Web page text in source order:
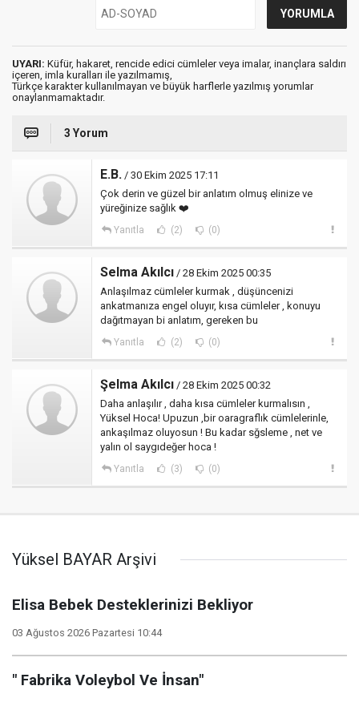
UYARI: Küfür, hakaret, rencide edici cümleler veya imalar, inançlara saldırı
içeren, imla kuralları ile yazılmamış,
Türkçe karakter kullanılmayan ve büyük harflerle yazılmış yorumlar
onaylanmamaktadır.
3 Yorum
E.B. / 30 Ekim 2025 17:11
Çok derin ve güzel bir anlatım olmuş elinize ve
yüreğinize sağlık ❤️
Yanıtla (2) (0)
Selma Akılcı / 28 Ekim 2025 00:35
Anlaşılmaz cümleler kurmak , düşüncenizi
ankatmanıza engel oluyır, kısa cümleler , konuyu
dağıtmayan bi anlatım, gereken bu
Yanıtla (2) (0)
Şelma Akılcı / 28 Ekim 2025 00:32
Daha anlaşılır , daha kısa cümleler kurmalısın ,
Yüksel Hoca! Upuzun ,bir oaragraflık cümlelerinle,
ankaşılmaz oluyosun ! Bu kadar sğsleme , net ve
yalın ol saygıdeğer hoca !
Yanıtla (3) (0)
Yüksel BAYAR Arşivi
Elisa Bebek Desteklerinizi Bekliyor
03 Ağustos 2026 Pazartesi 10:44
" Fabrika Voleybol Ve İnsan"